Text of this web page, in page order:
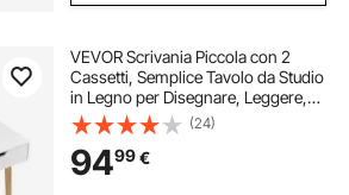
VEVOR Scrivania Piccola con 2
Cassetti, Semplice Tavolo da Studio
in Legno per Disegnare, Leggere,
Tavolo da Lavoro Rettangolare con
Spazio di Archiviazione per Ufficio
Domestico, Bianco e Legno
(24)
9499€